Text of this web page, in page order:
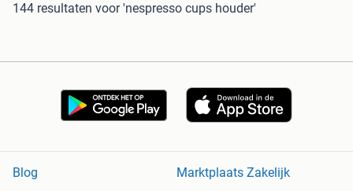
144 resultaten voor 'nespresso cups houder'
Blog
Marktplaats Zakelijk